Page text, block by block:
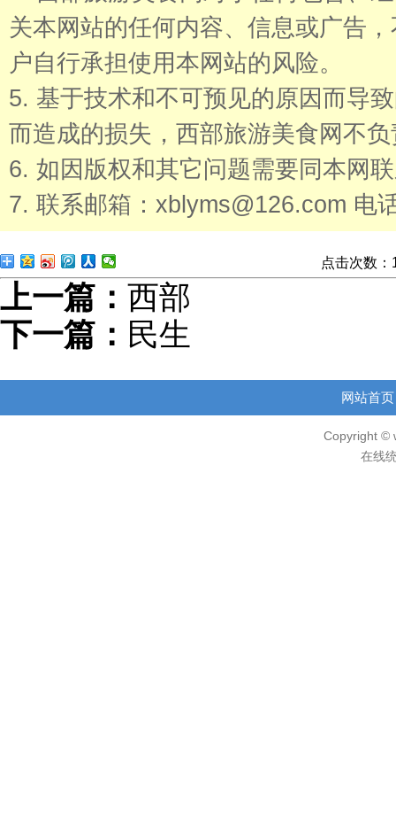
关本网站的任何内容、信息或广告
户自行承担使用本网站的风险。
5. 基于技术和不可预见的原因而导
而造成的损失，西部旅游美食网不
6. 如因版权和其它问题需要同本网
7. 联系邮箱：xblyms@126.com 电
点击次数：
上一篇： 西部
下一篇： 民生
网站首页
Copyright ©
在线